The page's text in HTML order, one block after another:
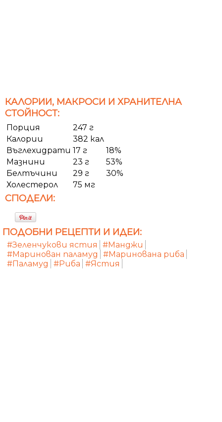
КАЛОРИИ, МАКРОСИ И ХРАНИТЕЛНА
СТОЙНОСТ:
Порция
247 г
Калории
382 кал
Въглехидрати 17 г
18%
Мазнини
23 г
53%
Белтъчини
29 г
30%
Холестерол
75 мг
СПОДЕЛИ:
ПОДОБНИ РЕЦЕПТИ И ИДЕИ:
#Зеленчукови ястия
#Манджи
#Маринован паламуд
#Маринована риба
#Паламуд
#Риба #Ястия